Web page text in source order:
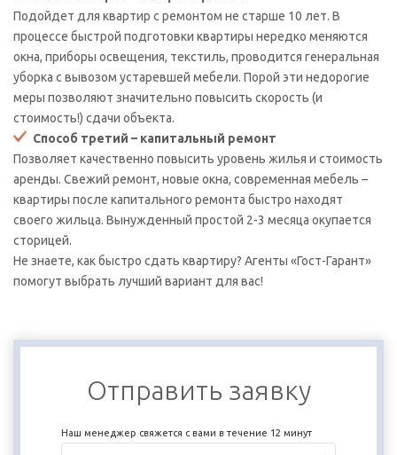
Подойдет для квартир с ремонтом не старше 10 лет. В
процессе быстрой подготовки квартиры нередко меняются
окна, приборы освещения, текстиль, проводится генеральная
уборка с вывозом устаревшей мебели. Порой эти недорогие
меры позволяют значительно повысить скорость (и
стоимость!) сдачи объекта.
Способ третий – капитальный ремонт
Позволяет качественно повысить уровень жилья и стоимость
аренды. Свежий ремонт, новые окна, современная мебель –
квартиры после капитального ремонта быстро находят
своего жильца. Вынужденный простой 2-3 месяца окупается
сторицей.
Не знаете, как быстро сдать квартиру? Агенты «Гост-Гарант»
помогут выбрать лучший вариант для вас!
Отправить заявку
Наш менеджер свяжется с вами в течение 12 минут